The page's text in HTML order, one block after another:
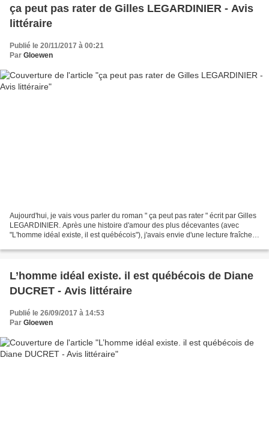
ça peut pas rater de Gilles LEGARDINIER - Avis
littéraire
Publié le 20/11/2017 à 00:21
Par Gloewen
Aujourd'hui, je vais vous parler du roman " ça peut pas rater " écrit par Gilles
LEGARDINIER. Après une histoire d'amour des plus décevantes (avec
"L'homme idéal existe, il est québécois"), j'avais envie d'une lecture fraîche
L’homme idéal existe. il est québécois de Diane
DUCRET - Avis littéraire
Publié le 26/09/2017 à 14:53
Par Gloewen